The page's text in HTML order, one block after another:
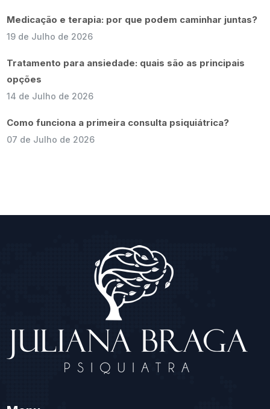
Medicação e terapia: por que podem caminhar juntas?
19 de Julho de 2026
Tratamento para ansiedade: quais são as principais
opções
14 de Julho de 2026
Como funciona a primeira consulta psiquiátrica?
07 de Julho de 2026